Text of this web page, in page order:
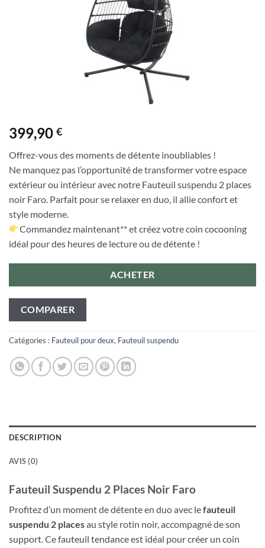
399,90 €
Offrez-vous des moments de détente inoubliables !
Ne manquez pas l’opportunité de transformer votre espace
extérieur ou intérieur avec notre Fauteuil suspendu 2 places
noir Faro. Parfait pour se relaxer en duo, il allie confort et
style moderne.
Commandez maintenant** et créez votre coin cocooning
idéal pour des heures de lecture ou de détente !
ACHETER
COMPARER
Catégories : Fauteuil pour deux, Fauteuil suspendu
DESCRIPTION
AVIS (0)
Fauteuil Suspendu 2 Places Noir Faro
Profitez d’un moment de détente en duo avec lefauteuil
suspendu 2 placesau style rotin noir, accompagné de son
support. Ce fauteuil tendance est idéal pour créer un coin